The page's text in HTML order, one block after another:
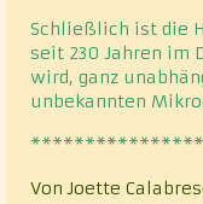
Schließlich ist die
seit 230 Jahren im
wird, ganz
unbekannten
Von Joette